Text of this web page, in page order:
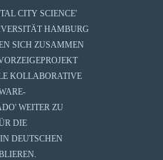
CITY SCIENCE'
HAMBURG
SICH ZUSAMMEN
KOLLABORATIVE
WEITER ZU
DIE
DEUTSCHEN